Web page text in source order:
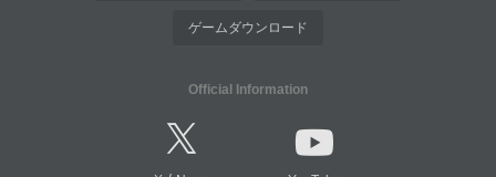
ゲームダウンロード
Official Information